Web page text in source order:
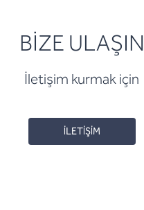
BİZE ULAŞIN
İletişim kurmak için
İLETİŞİM